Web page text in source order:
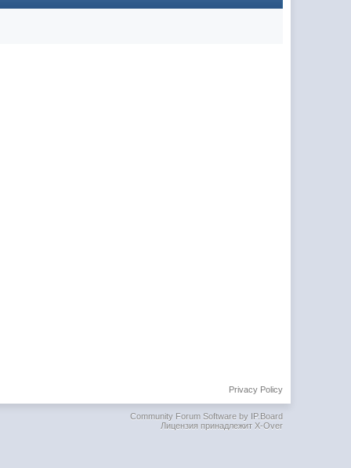
Privacy Policy
Community Forum Software by IP.Board
Лицензия принадлежит X-Over